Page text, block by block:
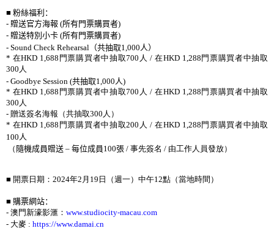
■ 粉絲福利：
- 贈送官方海報 (所有門票購買者)
- 贈送特別小卡 (所有門票購買者)
- Sound Check Rehearsal （共抽取1,000 人）
* 在HKD 1,688 門票購買者中抽取700 人 /在HKD 1,288 門票購買者中抽取
300 人
- Goodbye Session (共抽取1,000 人)
* 在HKD 1,688 門票購買者中抽取700 人 /在HKD 1,288 門票購買者中抽取
300 人
- 贈送簽名海報（共抽取300 人）
* 在HKD 1,688 門票購買者中抽取200 人 /在HKD 1,288 門票購買者中抽取
100 人
（ 隨機成員贈送 – 每位成員100張 / 事先簽名 / 由工作人員發放）
■ 開票日期： 2024年2 月 19 日（週一）中午12點（當地時間）
■ 購票網站：
- 澳門新濠影滙： www.studiocity-macau.com
- 大麥 : https://www.damai.cn